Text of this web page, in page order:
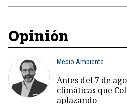
Opinión
Medio Ambiente
Antes del 7 de
climáticas que
aplazando